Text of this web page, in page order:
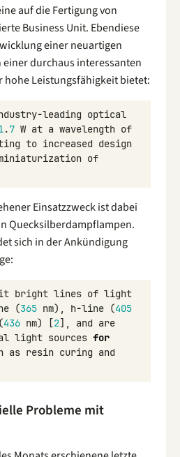
auf die Fertigung von
Business Unit. Ebendiese
einer neuartigen
durchaus interessanten
hohe Leistungsfähigkeit bietet:
-leading optical
.7 W at a wavelength of
to increased design
of
Einsatzzweck ist dabei
Quecksilberdampflampen.
sich in der Ankündigung
bright lines of light
(365 nm), h-line (405
(436 nm) [2], and are
light sources for
as resin curing and
Probleme mit